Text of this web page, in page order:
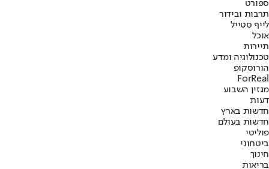
ספורט
תרבות ובידור
לייף סטייל
אוכל
תיירות
טכנולוגיה ומדע
הורוסקופ
ForReal
מגזין השבוע
דעות
חדשות בארץ
חדשות בעולם
פוליטי
ביטחוני
חינוך
בריאות